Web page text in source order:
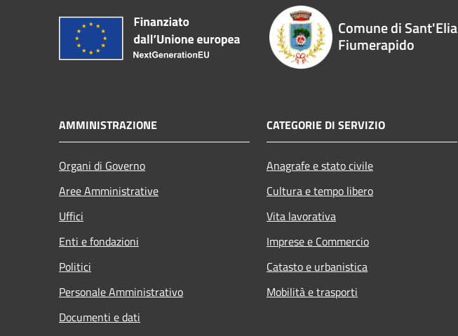
Comune di Sant'Elia
Fiumerapido
AMMINISTRAZIONE
Organi di Governo
Aree Amministrative
Uffici
Enti e fondazioni
Politici
Personale Amministrativo
Documenti e dati
CATEGORIE DI SERVIZIO
Anagrafe e stato civile
Cultura e tempo libero
Vita lavorativa
Imprese e Commercio
Catasto e urbanistica
Mobilità e trasporti